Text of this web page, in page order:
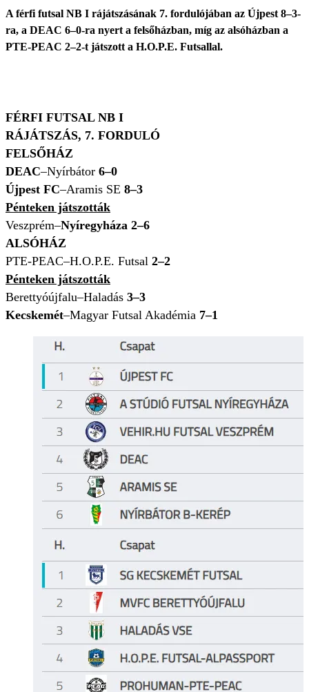
A férfi futsal NB I rájátszásának 7. fordulójában az Újpest 8–3-
ra, a DEAC 6–0-ra nyert a felsőházban, míg az alsóházban a
PTE-PEAC 2–2-t játszott a H.O.P.E. Futsallal.
FÉRFI FUTSAL NB I
RÁJÁTSZÁS, 7. FORDULÓ
FELSŐHÁZ
DEAC–Nyírbátor 6–0
Újpest FC–Aramis SE 8–3
Pénteken játszották
Veszprém–Nyíregyháza 2–6
ALSÓHÁZ
PTE-PEAC–H.O.P.E. Futsal 2–2
Pénteken játszották
Berettyóújfalu–Haladás 3–3
Kecskemét–Magyar Futsal Akadémia 7–1